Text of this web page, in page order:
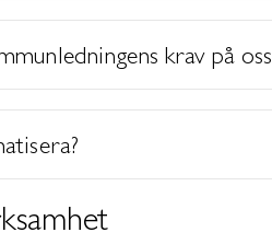
krav på oss